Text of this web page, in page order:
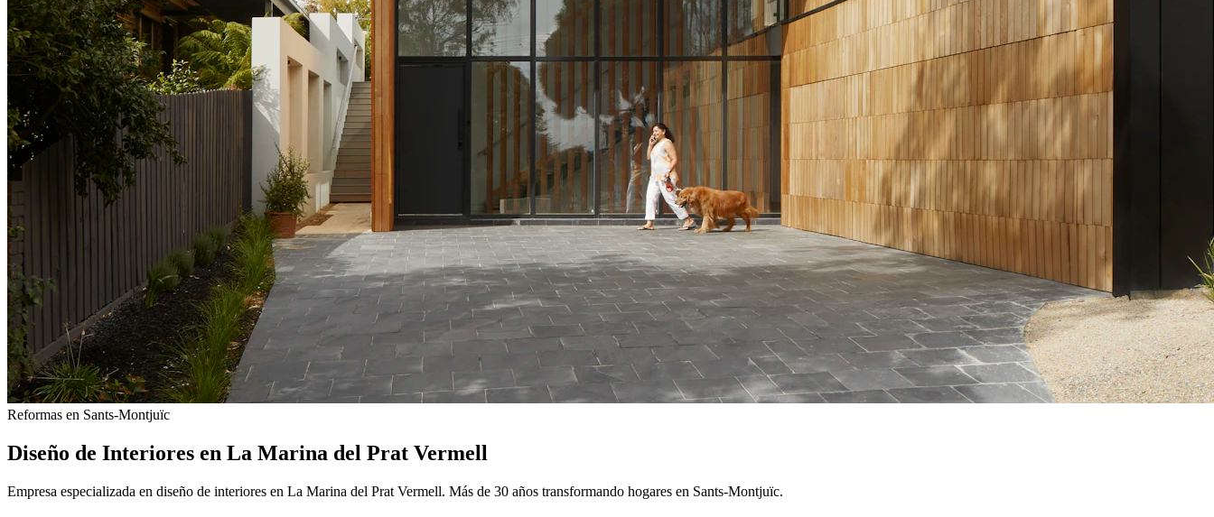
Reformas en Sants-Montjuïc
Diseño de Interiores en La Marina del Prat Vermell
Empresa especializada en diseño de interiores en La Marina del Prat Vermell. Más de 30 años transformando hogares en Sants-Montjuïc.